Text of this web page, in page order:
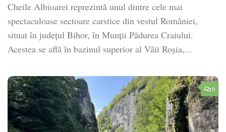
Cheile Albioarei reprezintă unul dintre cele mai
spectaculoase sectoare carstice din vestul României,
situat în județul Bihor, în Munții Pădurea Craiului.
Acestea se află în bazinul superior al Văii Roșia,...
0